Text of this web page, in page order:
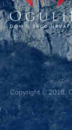
Copyright © 2018.
Design byEA93